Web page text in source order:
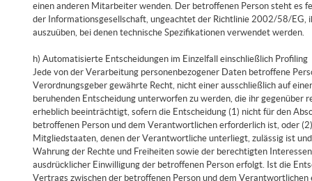
einen anderen Mitarbeiter wenden. Der betroffenen Person steht es
der Informationsgesellschaft, ungeachtet der Richtlinie 2002/58/
auszuüben, bei denen technische Spezifikationen verwendet werden.
h) Automatisierte Entscheidungen im Einzelfall einschließlich Profiling
Jede von der Verarbeitung personenbezogener Daten betroffene
Verordnungsgeber gewährte Recht, nicht einer ausschließlich auf
beruhenden Entscheidung unterworfen zu werden, die ihr
erheblich beeinträchtigt, sofern die Entscheidung (1) nicht für den
betroffenen Person und dem Verantwortlichen erforderlich ist, oder
Mitgliedstaaten, denen der Verantwortliche unterliegt, zulässig ist
Wahrung der Rechte und Freiheiten sowie der berechtigten
ausdrücklicher Einwilligung der betroffenen Person erfolgt. Ist die
Vertrags zwischen der betroffenen Person und dem